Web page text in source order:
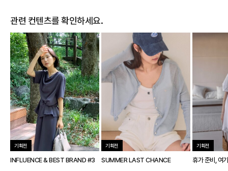
관련 컨텐츠를 확인하세요.
기획전
INFLUENCE & BEST BRAND #3
기획전
SUMMER LAST CHANCE
기획전
휴가 준비, 여